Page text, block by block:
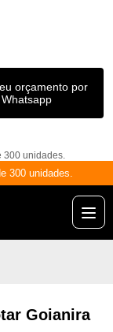
orçamento por
Whatsapp
300 unidades.
300 unidades.
GOIANIRA
Goianira